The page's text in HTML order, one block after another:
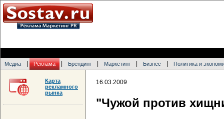
Медиа Реклама Брендинг Маркетинг Бизнес Политика и
16.03.2009
"Чужой против
Карта
рекламного
рынка